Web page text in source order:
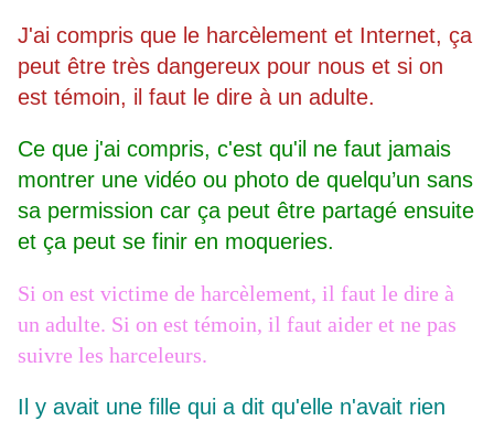
J'ai compris que le harcèlement et Internet, ça
peut être très dangereux pour nous et si on
est témoin, il faut le dire à un adulte.
Ce que j'ai compris, c'est qu'il ne faut jamais
montrer une vidéo ou photo de quelqu’un sans
sa permission car ça peut être partagé ensuite
et ça peut se finir en moqueries.
Si on est victime de harcèlement, il faut le dire à
un adulte. Si on est témoin, il faut aider et ne pas
suivre les harceleurs.
Il y avait une fille qui a dit qu'elle n'avait rien